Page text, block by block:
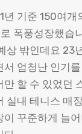
년 기준 150여
폭풍성장했습
상 밖인데요 23
엄청난 인기
만 할 수 있었던
실내 테니스 매
이 꾸준하게 늘